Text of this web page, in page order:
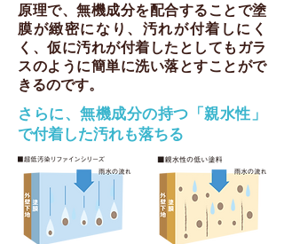
原理で、無機成分を配合することで塗
膜が緻密になり、汚れが付着しにく
く、仮に汚れが付着したとしてもガラ
スのように簡単に洗い落とすことがで
きるのです。
さらに、無機成分の持つ「親水性」
で付着した汚れも落ちる